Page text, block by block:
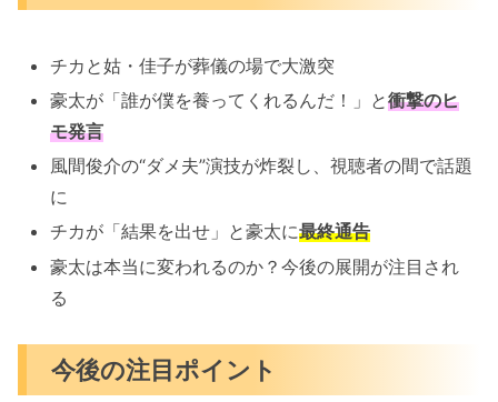
チカと姑・佳子が葬儀の場で大激突
豪太が「誰が僕を養ってくれるんだ！」と衝撃のヒ
モ発言
風間俊介の“ダメ夫”演技が炸裂し、視聴者の間で話題
に
チカが「結果を出せ」と豪太に最終通告
豪太は本当に変われるのか？今後の展開が注目され
る
今後の注目ポイント